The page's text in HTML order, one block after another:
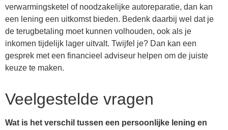
verwarmingsketel of noodzakelijke autoreparatie, dan kan
een lening een uitkomst bieden. Bedenk daarbij wel dat je
de terugbetaling moet kunnen volhouden, ook als je
inkomen tijdelijk lager uitvalt. Twijfel je? Dan kan een
gesprek met een financieel adviseur helpen om de juiste
keuze te maken.
Veelgestelde vragen
Wat is het verschil tussen een persoonlijke lening en